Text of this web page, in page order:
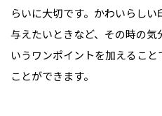
らいに大切です。かわいらし
与えたいときなど、その時の
いうワンポイントを加えるこ
ことができます。